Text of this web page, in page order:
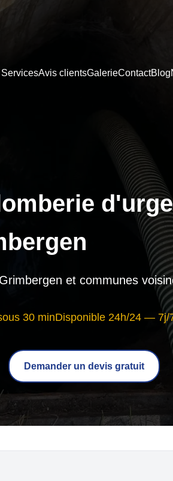
ServicesAvis clientsGalerieContactBlog
et communes
30 minDisponible 24h/24 — 7j/
Demander un devis gratuit